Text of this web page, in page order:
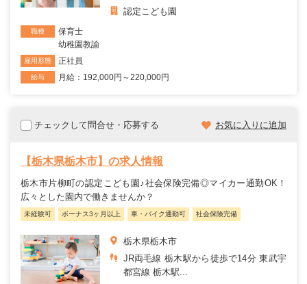
認定こども園
職種
保育士
幼稚園教諭
雇用形態 正社員
給与 月給：192,000円～220,000円
チェックして問合せ・応募する お気に入りに追加
【栃木県栃木市】の求人情報
栃木市片柳町の認定こども園♪社会保険完備◎マイカー通勤OK！
広々とした園内で働きませんか？
未経験可 ボーナス3ヶ月以上 車・バイク通勤可 社会保険完備
栃木県栃木市
JR両毛線 栃木駅から徒歩で14分 東武宇
都宮線 栃木駅...